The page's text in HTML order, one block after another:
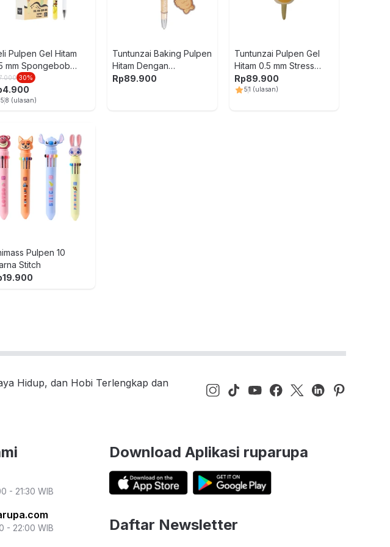
Pulpen Gel Hitam
mm Spongebob
30%
4.900
5 8 (ulasan)
Tuntunzai Baking Pulpen
Hitam Dengan
Gantungan Fish Taiyaki
Rp89.900
Tuntunzai Pulpen Gel
Hitam 0.5 mm Stress
Relief Baking Capybara
Rp89.900
51 (ulasan)
Pulpen 10
Stitch
19.900
Hidup, dan Hobi Terlengkap dan
- 21:30 WIB
- 22:00 WIB
Download Aplikasi ruparupa
Daftar Newsletter